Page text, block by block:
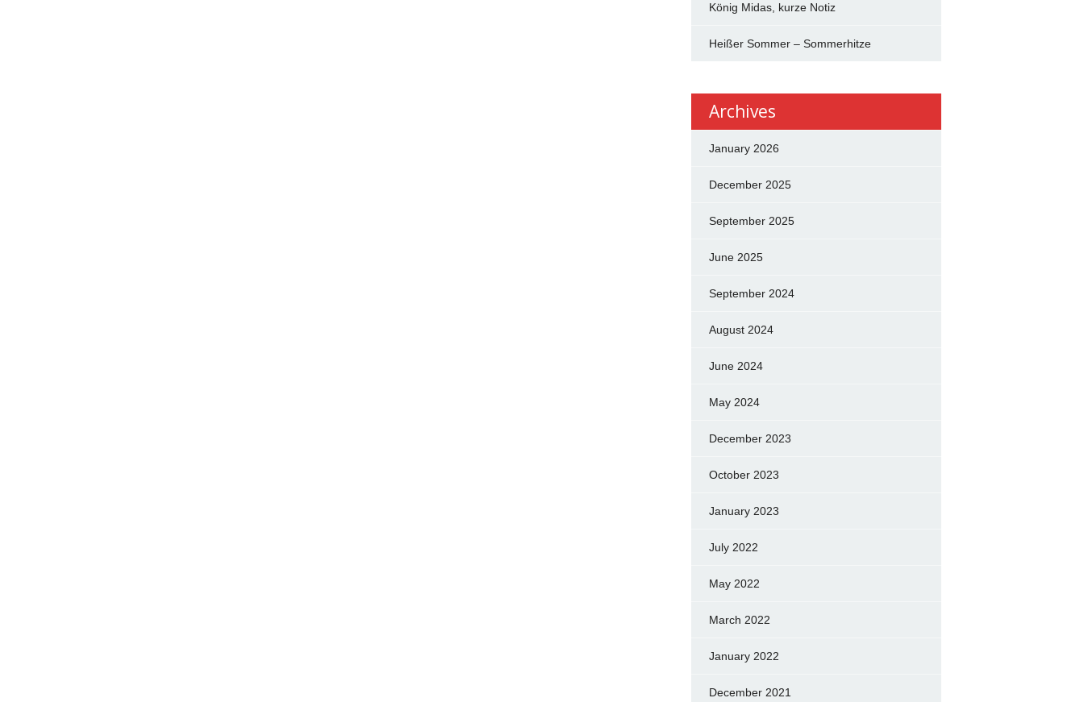
König Midas, kurze Notiz
Heißer Sommer – Sommerhitze
Archives
January 2026
December 2025
September 2025
June 2025
September 2024
August 2024
June 2024
May 2024
December 2023
October 2023
January 2023
July 2022
May 2022
March 2022
January 2022
December 2021